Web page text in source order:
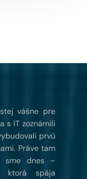
vášne pre
s IT zoznámili
prvú
Práve tam
sme dnes –
ktorá spája